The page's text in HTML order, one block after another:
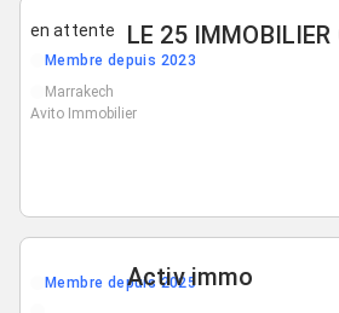
en attente
Membre depuis 2023
Marrakech
Avito Immobilier
Activ immo
Membre depuis 2025